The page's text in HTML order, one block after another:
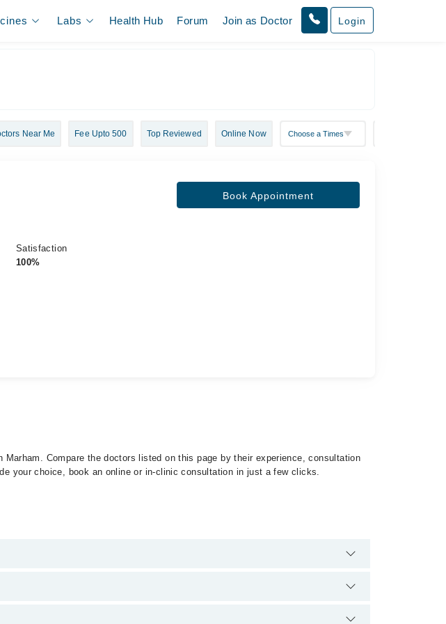
Labs Health Hub Forum Join as Doctor Login
Near Me Fee Upto 500 Top Reviewed Online Now
Satisfaction
100%
Book Appointment
Compare the doctors listed on this page by their experience, consultation
your choice, book an online or in-clinic consultation in just a few clicks.
appointment with a specialist of Atrial Septal Defect by calling at 042-